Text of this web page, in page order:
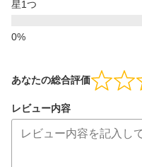
星1つ
あなたの総合評価
レビュー内容